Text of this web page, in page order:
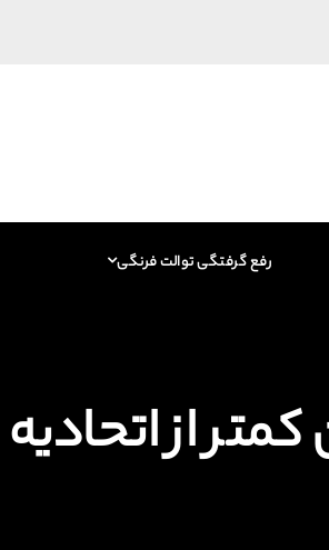
رفع گرفتگی توالت فرنگی
کمتر از اتحادیه